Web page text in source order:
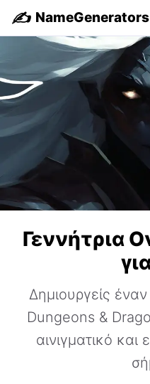
✍️ NameGenerators
Γεννήτρια
Δημιουργείς
Dungeons &
αινιγματικό